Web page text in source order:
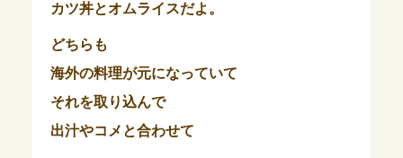
カツ丼とオムライスだよ。
どちらも
海外の料理が元になっていて
それを取り込んで
出汁やコメと合わせて